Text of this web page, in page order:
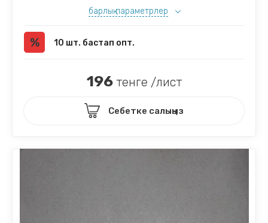
барлық параметрлер
10 шт. бастап опт.
196тенге /лист
Себетке салыңыз